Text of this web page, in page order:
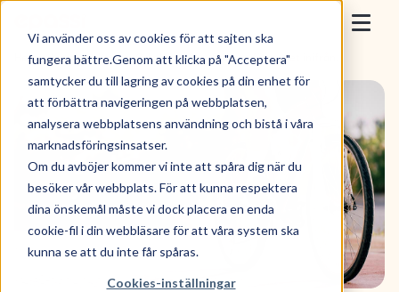
Vi använder oss av cookies för att sajten ska
fungera bättre.Genom att klicka på "Acceptera"
samtycker du till lagring av cookies på din enhet för
att förbättra navigeringen på webbplatsen,
analysera webbplatsens användning och bistå i våra
marknadsföringsinsatser.
Om du avböjer kommer vi inte att spåra dig när du
besöker vår webbplats. För att kunna respektera
dina önskemål måste vi dock placera en enda
cookie-fil i din webbläsare för att våra system ska
kunna se att du inte får spåras.
Cookies-inställningar
Skip to content
För arbetsgivare
För anställda
Sälj med Epassi
Om oss
Hem>Kunskapsbank>Cykelförmån – Stärker företaget inifrån.